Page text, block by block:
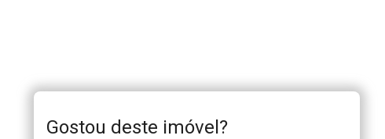
Gostou deste imóvel?